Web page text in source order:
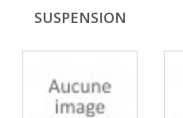
SUSPENSION